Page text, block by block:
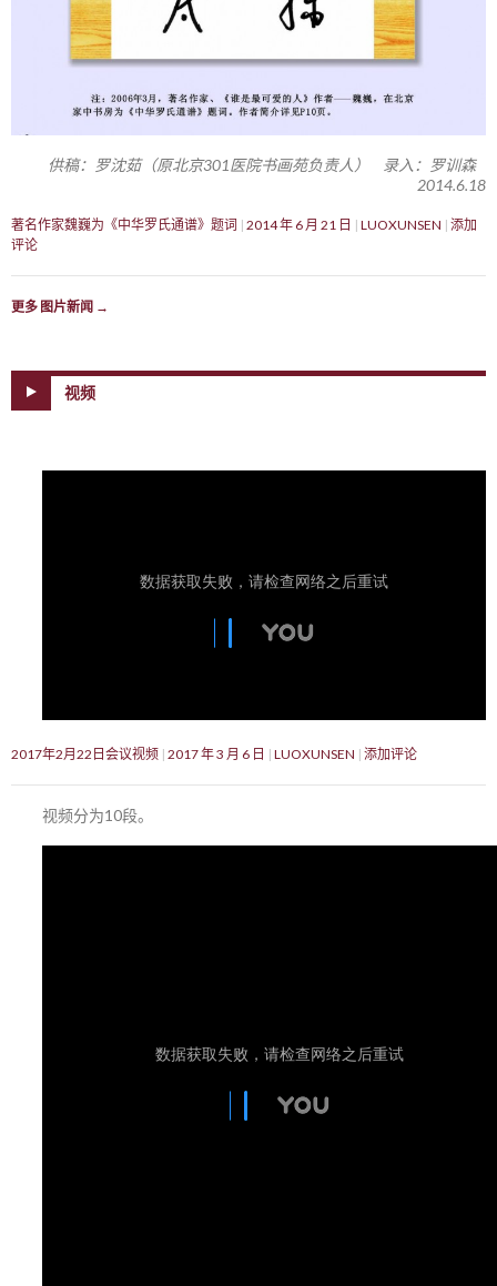
供稿：罗沈茹（原北京301医院书画苑负责人） 录入：罗训森
2014.6.18
著名作家魏巍为《中华罗氏通谱》题词 2014 年 6 月 21 日 LUOXUNSEN 添加
评论
更多 图片新闻 →
视频
2017年2月22日会议视频 2017 年 3 月 6 日 LUOXUNSEN 添加评论
视频分为10段。